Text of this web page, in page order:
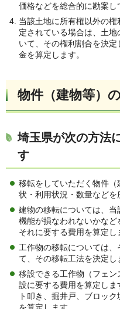
価格などを総合的に勘案し
当該土地に所有権以外の
定されている場合は、土
いて、その権利割合を決
金を算定します。
物件（建物等）
埼玉県が次の方法
す
移転をしていただく物件
状・利用状況・数量などを
建物の移転については、
機能が損なわれないかなど
それに要する費用を算定し
工作物の移転については
て、その移転工法を決定し
移設できる工作物（フェ
設に要する費用を算定し
ト叩き、掘井戸、ブロッ